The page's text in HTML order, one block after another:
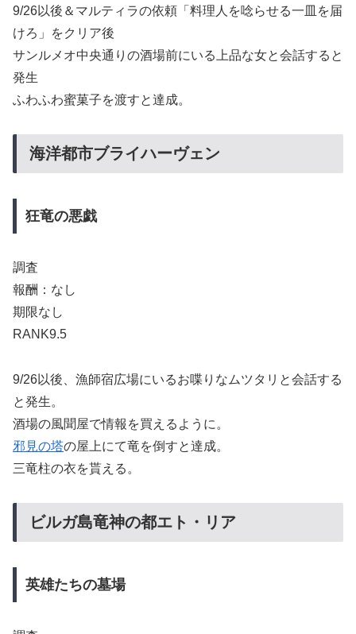
9/26以後＆マルティラの依頼「料理人を唸らせる一皿を届
けろ」をクリア後
サンルメオ中央通りの酒場前にいる上品な女と会話すると
発生
ふわふわ蜜菓子を渡すと達成。
海洋都市ブライハーヴェン
狂竜の悪戯
調査
報酬：なし
期限なし
RANK9.5
9/26以後、漁師宿広場にいるお喋りなムツタリと会話する
と発生。
酒場の風聞屋で情報を買えるように。
邪見の塔の屋上にて竜を倒すと達成。
三竜柱の衣を貰える。
ビルガ島竜神の都エト・リア
英雄たちの墓場